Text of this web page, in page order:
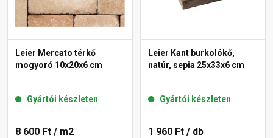
Leier Mercato térkő
mogyoró 10x20x6 cm
Gyártói készleten
8 600 Ft / m2
Leier Kant burkolókő,
natúr, sepia 25x33x6 cm
Gyártói készleten
1 960 Ft / db